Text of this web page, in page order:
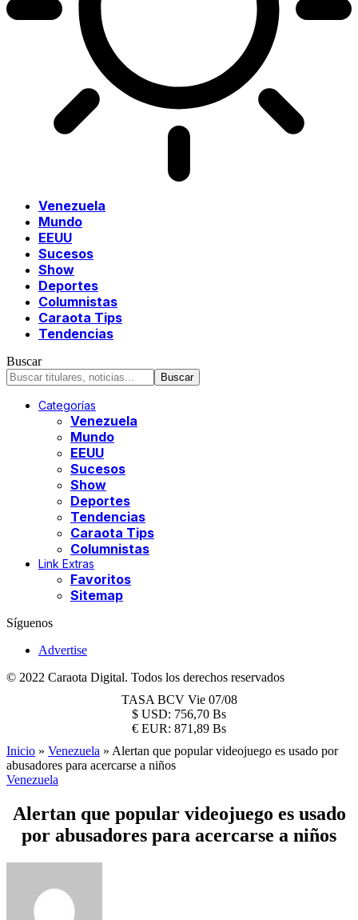
Venezuela
Mundo
EEUU
Sucesos
Show
Deportes
Columnistas
Caraota Tips
Tendencias
Buscar
Categorías
Venezuela
Mundo
EEUU
Sucesos
Show
Deportes
Tendencias
Caraota Tips
Columnistas
Link Extras
Favoritos
Sitemap
Síguenos
Advertise
© 2022 Caraota Digital. Todos los derechos reservados
TASA BCV Vie 07/08
$ USD: 756,70 Bs
€ EUR: 871,89 Bs
Inicio » Venezuela » Alertan que popular videojuego es usado por
abusadores para acercarse a niños
Venezuela
Alertan que popular videojuego es usado
por abusadores para acercarse a niños